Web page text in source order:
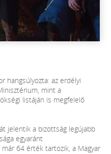
hangsúlyozta: az erdélyi
mint a
listáján is megfelelő
jelentik a bizottság legújabb
egyaránt
64 érték tartozik, a Magyar